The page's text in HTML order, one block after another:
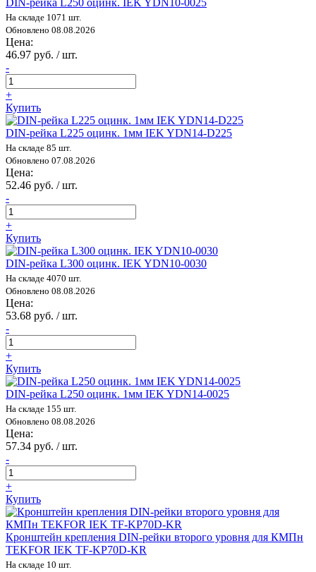
На складе 1071 шт.
Обновлено 08.08.2026
Цена:
46.97 руб. / шт.
-
+
Купить
DIN-рейка L225 оцинк. 1мм IEK YDN14-D225
На складе 85 шт.
Обновлено 07.08.2026
Цена:
52.46 руб. / шт.
-
+
Купить
DIN-рейка L300 оцинк. IEK YDN10-0030
На складе 4070 шт.
Обновлено 08.08.2026
Цена:
53.68 руб. / шт.
-
+
Купить
DIN-рейка L250 оцинк. 1мм IEK YDN14-0025
На складе 155 шт.
Обновлено 08.08.2026
Цена:
57.34 руб. / шт.
-
+
Купить
Кронштейн крепления DIN-рейки второго уровня для КМПн
TEKFOR IEK TF-KP70D-KR
На складе 10 шт.